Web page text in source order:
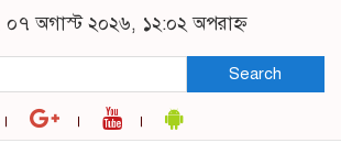
০৭ অগাস্ট ২০২৬, ১২:০২ অপরাহ্ন
Search